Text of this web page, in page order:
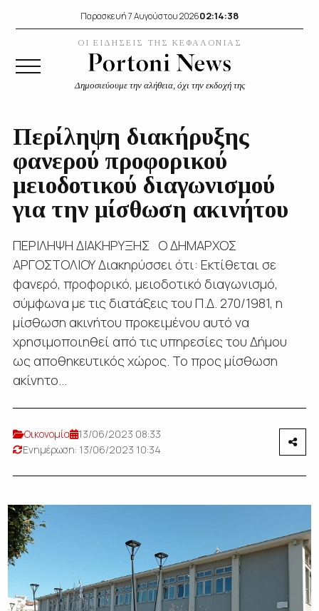
Παρασκευή 7 Αυγούστου 202602:14:38
ΟΙ ΕΙΔΗΣΕΙΣ ΤΗΣ ΚΕΦΑΛΟΝΙΑΣ
Δημοσιεύουμε την αλήθεια, όχι την εκδοχή της
Περίληψη διακήρυξης
φανερού προφορικού
μειοδοτικού διαγωνισμού
για την μίσθωση ακινήτου
ΠΕΡΙΛΗΨΗ ΔΙΑΚΗΡΥΞΗΣ Ο ΔΗΜΑΡΧΟΣ
ΑΡΓΟΣΤΟΛΙΟΥ Διακηρύσσει ότι: Εκτίθεται σε
φανερό, προφορικό, μειοδοτικό διαγωνισμό,
σύμφωνα με τις διατάξεις του Π.Δ. 270/1981, η
μίσθωση ακινήτου προκειμένου αυτό να
χρησιμοποιηθεί από τις υπηρεσίες του Δήμου
ως αποθηκευτικός χώρος. Το προς μίσθωση
ακίνητο...
Οικονομία
13/06/2023 08:33
Ενημέρωση: 13/06/2023 10:34